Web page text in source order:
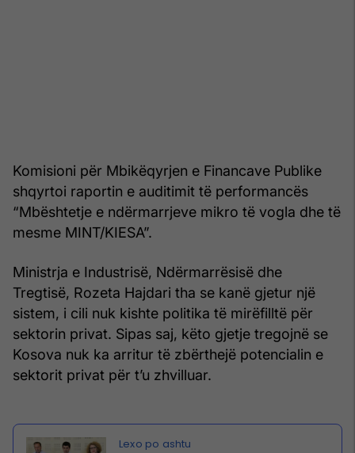
Komisioni për Mbikëqyrjen e Financave Publike
shqyrtoi raportin e auditimit të performancës
“Mbështetje e ndërmarrjeve mikro të vogla dhe të
mesme MINT/KIESA”.
Ministrja e Industrisë, Ndërmarrësisë dhe
Tregtisë, Rozeta Hajdari tha se kanë gjetur një
sistem, i cili nuk kishte politika të mirëfilltë për
sektorin privat. Sipas saj, këto gjetje tregojnë se
Kosova nuk ka arritur të zbërthejë potencialin e
sektorit privat për t’u zhvilluar.